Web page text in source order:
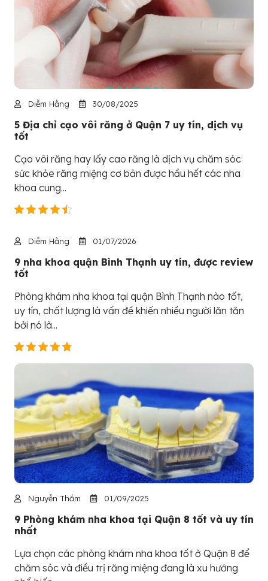
Diễm Hằng 30/08/2025
5 Địa chỉ cạo vôi răng ở Quận 7 uy tín, dịch vụ
tốt
Cạo vôi răng hay lấy cao răng là dịch vụ chăm sóc
sức khỏe răng miệng cơ bản được hầu hết các nha
khoa cung...
Diễm Hằng 01/07/2026
9 nha khoa quận Bình Thạnh uy tín, được review
tốt
Phòng khám nha khoa tại quận Bình Thạnh nào tốt,
uy tín, chất lượng là vấn đề khiến nhiều người lăn tăn
bởi nó là...
Nguyễn Thắm 01/09/2025
9 Phòng khám nha khoa tại Quận 8 tốt và uy tín
nhất
Lựa chọn các phòng khám nha khoa tốt ở Quận 8 để
chăm sóc và điều trị răng miệng đang là xu hướng